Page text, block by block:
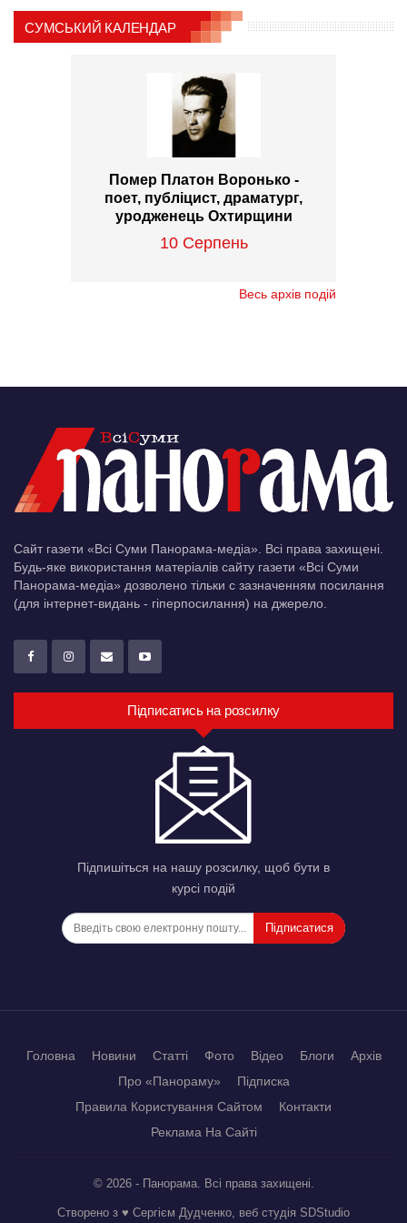
СУМСЬКИЙ КАЛЕНДАР
Помер Платон Воронько -
поет, публіцист, драматург,
уродженець Охтирщини
10 Серпень
Весь архів подій
Сайт газети «Всі Суми Панорама-медіа». Всі права захищені.
Будь-яке використання матеріалів сайту газети «Всі Суми
Панорама-медіа» дозволено тільки c зазначенням посилання
(для інтернет-видань - гіперпосилання) на джерело.
Підписатись на розсилку
Підпишіться на нашу розсилку, щоб бути в
курсі подій
Підписатися
Головна Новини Статті Фото Відео Блоги
Архів
Про «Панораму»
Підписка
Правила Користування Сайтом
Контакти
Реклама На Сайті
© 2026 - Панорама. Всі права захищені.
Створено з ♥ Сергієм Дудченко, веб студія SDStudio